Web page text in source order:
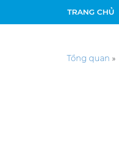
TRANG CHỦ
Tổng quan »